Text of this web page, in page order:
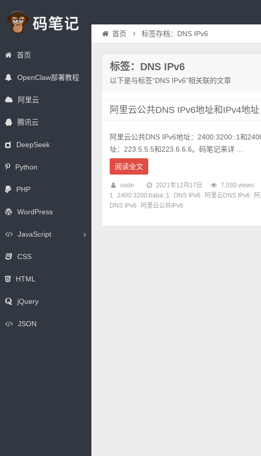
首页
OpenClaw部署教程
阿里云
腾讯云
DeepSeek
Python
PHP
WordPress
JavaScript
CSS
HTML
jQuery
JSON
首页 标签存档：DNS IPv6
标签：DNS IPv6
以下是与标签“DNS IPv6”相关联的文章
阿里云公共DNS IPv6地址和IPv4地址
阿里云公共DNS IPv6地址：2400:3200::1和
址：223.5.5.5和223.6.6.6。码笔记来详 ...
阅读全文
code 2021年12月17日 7,030 views
1
2400:3200:baba::1 DNS IPv6 阿里云DNS IPv6
DNS IPv6
阿里云公共IPv6